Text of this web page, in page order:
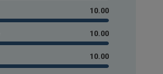
10.00
10.00
10.00